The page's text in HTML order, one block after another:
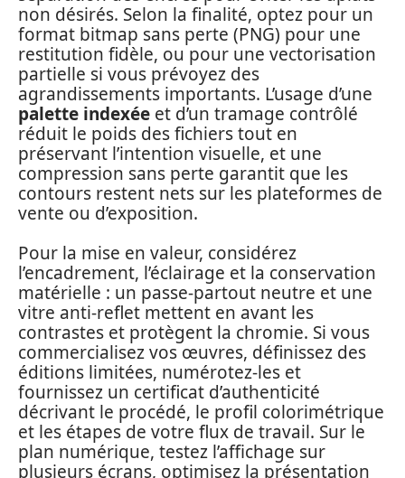
non désirés. Selon la finalité, optez pour un
format bitmap sans perte (PNG) pour une
restitution fidèle, ou pour une vectorisation
partielle si vous prévoyez des
agrandissements importants. L’usage d’une
palette indexée et d’un tramage contrôlé
réduit le poids des fichiers tout en
préservant l’intention visuelle, et une
compression sans perte garantit que les
contours restent nets sur les plateformes de
vente ou d’exposition.
Pour la mise en valeur, considérez
l’encadrement, l’éclairage et la conservation
matérielle : un passe-partout neutre et une
vitre anti-reflet mettent en avant les
contrastes et protègent la chromie. Si vous
commercialisez vos œuvres, définissez des
éditions limitées, numérotez-les et
fournissez un certificat d’authenticité
décrivant le procédé, le profil colorimétrique
et les étapes de votre flux de travail. Sur le
plan numérique, testez l’affichage sur
plusieurs écrans, optimisez la présentation